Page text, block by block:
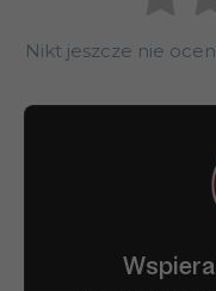
Nikt jeszcze nie